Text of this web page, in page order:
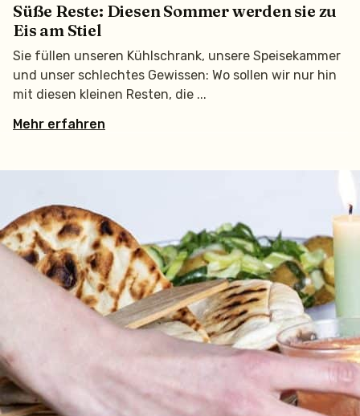
Süße Reste: Diesen Sommer werden sie zu
Eis am Stiel
Sie füllen unseren Kühlschrank, unsere Speisekammer
und unser schlechtes Gewissen: Wo sollen wir nur hin
mit diesen kleinen Resten, die
Mehr erfahren